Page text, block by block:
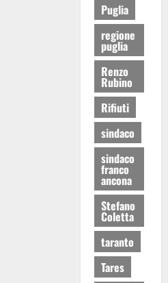
Puglia
regione
puglia
Renzo
Rubino
Rifiuti
sindaco
sindaco
franco
ancona
Stefano
Coletta
taranto
Tares